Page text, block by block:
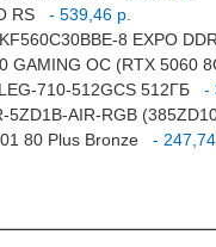
RS
- 539,46 р.
8 EXPO
GAMING OC (RTX 5060
710-512GCS 512ГБ
-
5ZD1B-AIR-RGB
80 Plus Bronze
- 247,74